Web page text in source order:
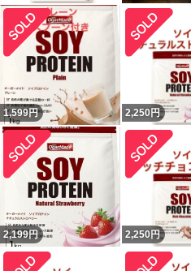
1,599円 2,250 円
2,199円 2,250 円